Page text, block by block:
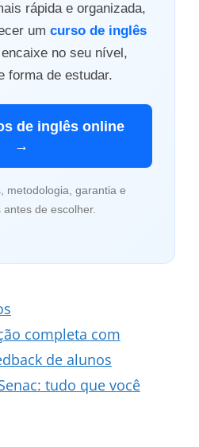
rápida e organizada,
um curso de inglês
no seu nível,
forma de estudar.
de inglês online
→
metodologia, garantia e
de escolher.
completa com
de alunos
tudo que você